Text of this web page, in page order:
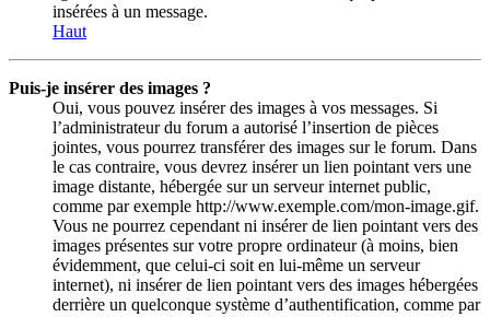
insérées à un message.
Haut
Puis-je insérer des images ?
Oui, vous pouvez insérer des images à vos messages. Si
l’administrateur du forum a autorisé l’insertion de pièces
jointes, vous pourrez transférer des images sur le forum. Dans
le cas contraire, vous devrez insérer un lien pointant vers une
image distante, hébergée sur un serveur internet public,
comme par exemple http://www.exemple.com/mon-image.gif.
Vous ne pourrez cependant ni insérer de lien pointant vers des
images présentes sur votre propre ordinateur (à moins, bien
évidemment, que celui-ci soit en lui-même un serveur
internet), ni insérer de lien pointant vers des images hébergées
derrière un quelconque système d’authentification, comme par